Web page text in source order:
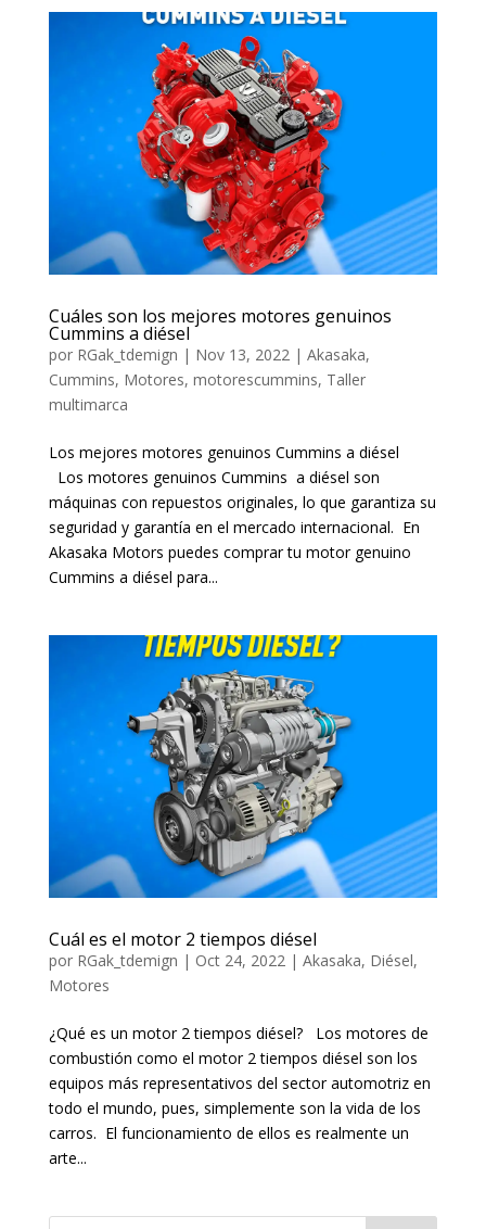
Cuáles son los mejores motores genuinos
Cummins a diésel
por RGak_tdemign | Nov 13, 2022| Akasaka,
Cummins, Motores, motorescummins, Taller
multimarca
Los mejores motores genuinos Cummins a diésel
Los motores genuinos Cummins a diésel son
máquinas con repuestos originales, lo que garantiza su
seguridad y garantía en el mercado internacional. En
Akasaka Motors puedes comprar tu motor genuino
Cummins a diésel para...
Cuál es el motor 2 tiempos diésel
por RGak_tdemign | Oct 24, 2022 | Akasaka, Diésel,
Motores
¿Qué es un motor 2 tiempos diésel? Los motores de
combustión como el motor 2 tiempos diésel son los
equipos más representativos del sector automotriz en
todo el mundo, pues, simplemente son la vida de los
carros. El funcionamiento de ellos es realmente un
arte...